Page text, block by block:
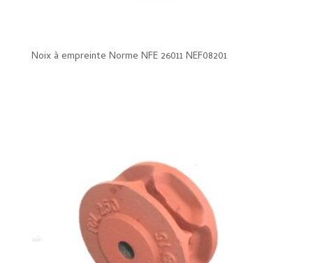
Noix à empreinte Norme NFE 26011 NEF08201